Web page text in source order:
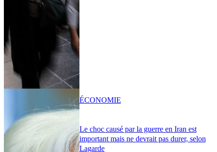
Le choc causé par la guerre en Iran est
important mais ne devrait pas durer, selon
Lagarde
ÉCONOMIE